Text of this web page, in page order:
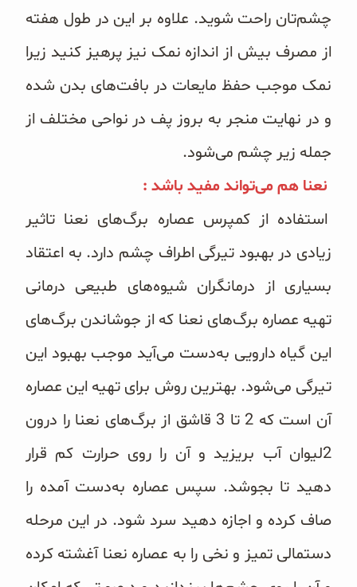
چشم‌تان راحت شوید. علاوه بر این در طول هفته
از مصرف بیش از اندازه نمک نیز پرهیز کنید زیرا
نمک موجب حفظ مایعات در بافت‌های بدن شده
و در نهایت منجر به بروز پف در نواحی مختلف از
جمله زیر چشم می‌شود.
نعنا هم می‌تواند مفید باشد :
استفاده از کمپرس عصاره برگ‌های نعنا تاثیر
زیادی در بهبود تیرگی اطراف چشم دارد. به اعتقاد
بسیاری از درمانگران شیوه‌های طبیعی درمانی
تهیه عصاره برگ‌های نعنا که از جوشاندن برگ‌های
این گیاه دارویی به‌دست می‌آید موجب بهبود این
تیرگی می‌شود. بهترین روش برای تهیه این عصاره
آن است که 2 تا 3 قاشق از برگ‌های نعنا را درون
2‌لیوان آب بریزید و آن را روی حرارت کم قرار
دهید تا بجوشد. سپس عصاره به‌دست آمده را
صاف کرده و اجازه دهید سرد شود. در این مرحله
دستمالی تمیز و نخی را به عصاره نعنا آغشته کرده